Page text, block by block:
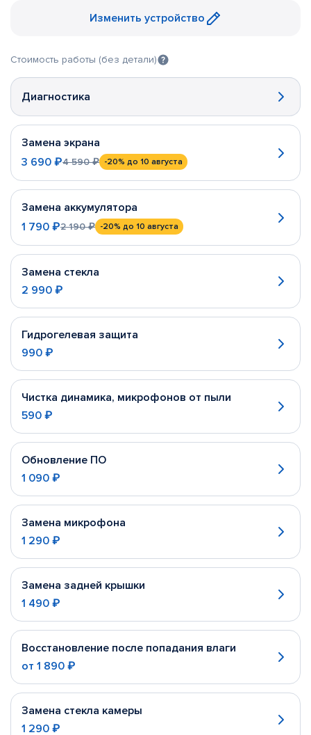
Изменить устройство
Стоимость работы (без детали)
Диагностика
Замена экрана
3 690 ₽4 590 ₽ -20% до 10 августа
Замена аккумулятора
1 790 ₽2 190 ₽ -20% до 10 августа
Замена стекла
2 990 ₽
Гидрогелевая защита
990 ₽
Чистка динамика, микрофонов от пыли
590 ₽
Обновление ПО
1 090 ₽
Замена микрофона
1 290 ₽
Замена задней крышки
1 490 ₽
Восстановление после попадания влаги
от 1 890 ₽
Замена стекла камеры
1 290 ₽